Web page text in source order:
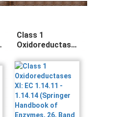
Class 1
Oxidoreductases
1.14.14 (Springer
Handbook of
Enzymes, 26,
Band 26)